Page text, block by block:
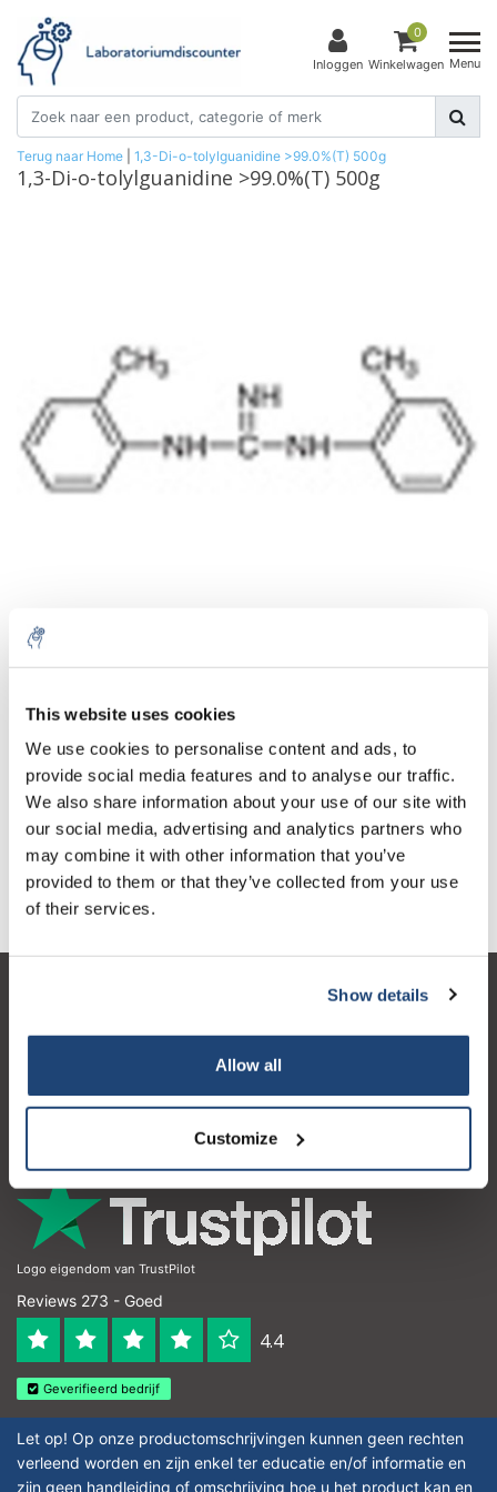
This website uses cookies
We use cookies to personalise content and ads, to
provide social media features and to analyse our traffic.
We also share information about your use of our site with
our social media, advertising and analytics partners who
may combine it with other information that you’ve
provided to them or that they’ve collected from your use
of their services.
Show details
Allow all
Customize
Inloggen
0
Winkelwagen Menu
Terug naar Home 1,3-Di-o-tolylguanidine >99.0%(T) 500g
1,3-Di-o-tolylguanidine >99.0%(T) 500g
1 Stuk Excl. btw
€198,68
Incl. btw
Toevoegen aan winkelwagen
Informatie
Contactgegevens
Logo eigendom van TrustPilot
Reviews 273 - Goed
4.4
Geverifieerd bedrijf
Let op! Op onze productomschrijvingen kunnen geen rechten
verleend worden en zijn enkel ter educatie en/of informatie en
zijn geen handleiding of omschrijving hoe u het product kan en